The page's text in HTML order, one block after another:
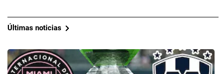
Últimas noticias